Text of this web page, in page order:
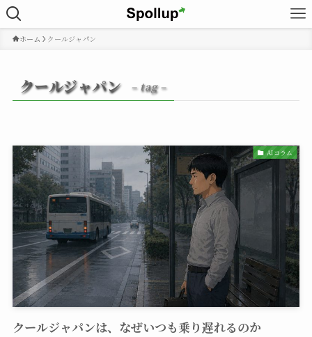
ホーム クールジャパン
クールジャパン – tag –
AIコラム
クールジャパンは、なぜいつも乗り遅れるのか